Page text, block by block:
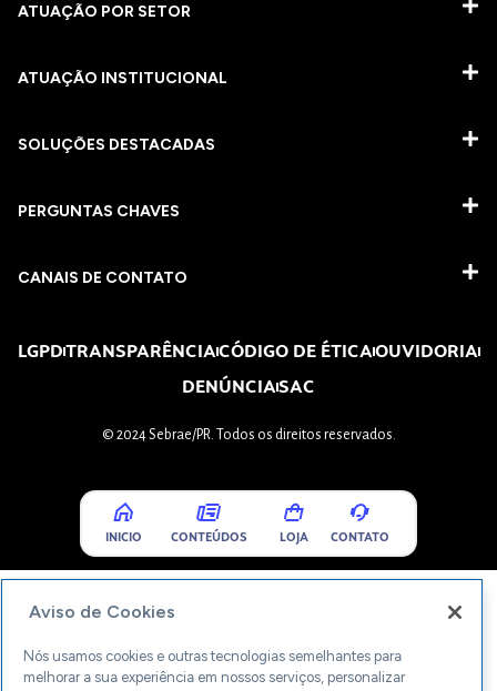
ATUAÇÃO POR SETOR
ATUAÇÃO INSTITUCIONAL
SOLUÇÕES DESTACADAS
PERGUNTAS CHAVES​
CANAIS DE CONTATO
LGPDTRANSPARÊNCIACÓDIGO DE ÉTICAOUVIDORIA
DENÚNCIASAC
© 2024 Sebrae/PR. Todos os direitos reservados.
INICIO CONTEÚDOS LOJA CONTATO
Aviso de Cookies
Nós usamos cookies e outras tecnologias semelhantes para
melhorar a sua experiência em nossos serviços, personalizar